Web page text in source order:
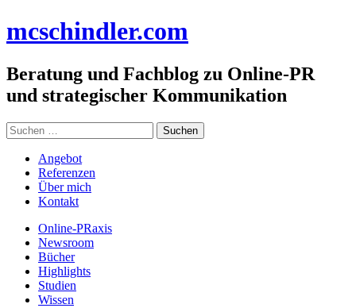
Inhalt
mcschindler.com
Beratung und Fachblog zu Online-PR
und strategischer Kommunikation
Suchen
nach:
Angebot
Referenzen
Über mich
Kontakt
Online-PRaxis
Newsroom
Bücher
Highlights
Studien
Wissen